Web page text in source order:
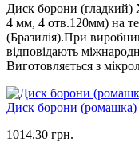
Диск борони (гладкий)
4 мм, 4 отв.120мм) на
(Бразилія).При
відповідають
Виготовляється з
Диск борони
1014.30 грн.